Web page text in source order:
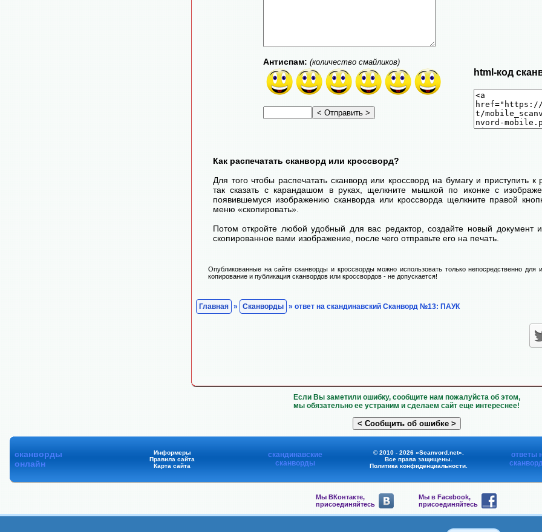
Антиспам: (количество смайликов)
html-код
Как распечатать сканворд или кроссворд?
Для того чтобы распечатать сканворд или кроссворд на бумагу и приступить к
так сказать с карандашом в руках, щелкните мышкой по иконке с
появившемуся изображению сканворда или кроссворда щелкните правой
меню «скопировать».
Потом откройте любой удобный для вас редактор, создайте новый документ
скопированное вами изображение, после чего отправьте его на печать.
Опубликованные на сайте сканворды и кроссворды можно использовать только непосредственно для
копирование и публикация сканвордов или кроссвордов - не допускается!
Главная » Сканворды » ответ на скандинавский Сканворд №13: ПАУК
Если Вы заметили ошибку, сообщите нам пожалуйста об этом,
мы обязательно ее устраним и сделаем сайт еще интереснее!
сканворды
онлайн
Информеры
Правила сайта
Карта сайта
скандинавские
сканворды
© 2010 - 2026 «Scanvord.net».
Все права защищены.
Политика конфиденциальности.
ответы
Мы ВКонтакте,
присоединяйтесь
Мы в Facebook,
присоединяйтесь
присоединяйтесь